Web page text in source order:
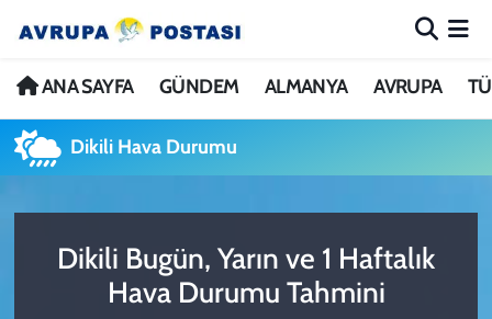
ANA SAYFA GÜNDEM ALMANYA AVRUPA
Dikili Hava Durumu
Dikili Bugün, Yarın ve 1 Haftalık
Hava Durumu Tahmini
ANA SAYFA
GÜNDEM
AVRUPA
TÜRKİYE
Nöbetçi Eczaneler
Hava Durumu
Trafik Durumu
Avrupa Ligi Puan Durumu ve Fikstür